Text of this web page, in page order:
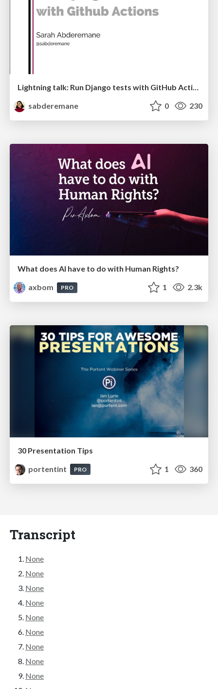
Lightning talk: Run Django tests with GitHub Actions
sabderemane
0 230
What does AI have to do with Human Rights?
axbom
PRO 1 2.3k
30 Presentation Tips
portentint
PRO 1 360
Transcript
None
None
None
None
None
None
None
None
None